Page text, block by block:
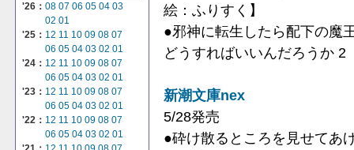
'26： 08 07 06 05 04 03
02 01
'25： 12 11 10 09 08 07
06 05 04 03 02 01
'24： 12 11 10 09 08 07
06 05 04 03 02 01
'23： 12 11 10 09 08 07
06 05 04 03 02 01
'22： 12 11 10 09 08 07
06 05 04 03 02 01
絵：ふりすく】
●邪神に転生したら配下の魔
どうすればいいんだろうか
新潮文庫nex
5/28発売
●砕け散るところを見せて